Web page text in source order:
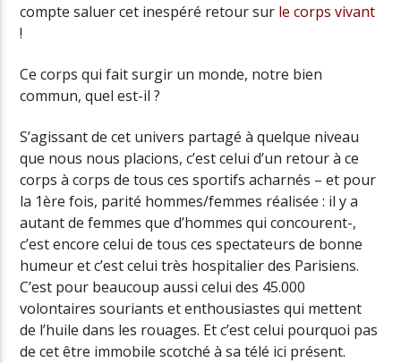
compte saluer cet inespéré retour sur le corps vivant
!
Ce corps qui fait surgir un monde, notre bien
commun, quel est-il ?
S’agissant de cet univers partagé à quelque niveau
que nous nous placions, c’est celui d’un retour à ce
corps à corps de tous ces sportifs acharnés – et pour
la 1ère fois, parité hommes/femmes réalisée : il y a
autant de femmes que d’hommes qui concourent-,
c’est encore celui de tous ces spectateurs de bonne
humeur et c’est celui très hospitalier des Parisiens.
C’est pour beaucoup aussi celui des 45.000
volontaires souriants et enthousiastes qui mettent
de l’huile dans les rouages. Et c’est celui pourquoi pas
de cet être immobile scotché à sa télé ici présent.